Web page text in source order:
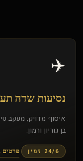
✈️
נסיעות שדה
איסוף מדויק, מעקב
בן גוריון ורמון.
24/6 זמין פרטים